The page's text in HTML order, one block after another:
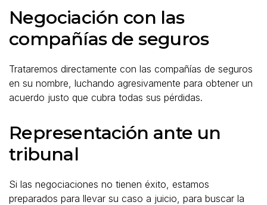
Negociación con las
compañías de seguros
Trataremos directamente con las compañías de seguros
en su nombre, luchando agresivamente para obtener un
acuerdo justo que cubra todas sus pérdidas.
Representación ante un
tribunal
Si las negociaciones no tienen éxito, estamos
preparados para llevar su caso a juicio, para buscar la